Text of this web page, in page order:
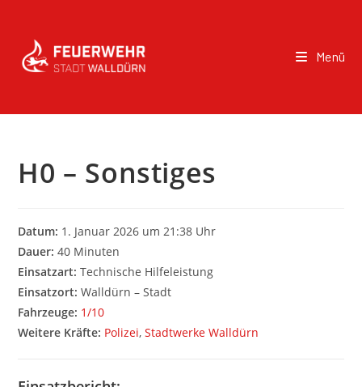
Menü
H0 – Sonstiges
Datum: 1. Januar 2026 um 21:38 Uhr
Dauer: 40 Minuten
Einsatzart: Technische Hilfeleistung
Einsatzort: Walldürn – Stadt
Fahrzeuge: 1/10
Weitere Kräfte: Polizei,Stadtwerke Walldürn